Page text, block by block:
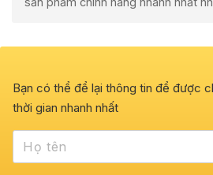
Bạn có thể để lại thông tin để được
thời gian nhanh nhất